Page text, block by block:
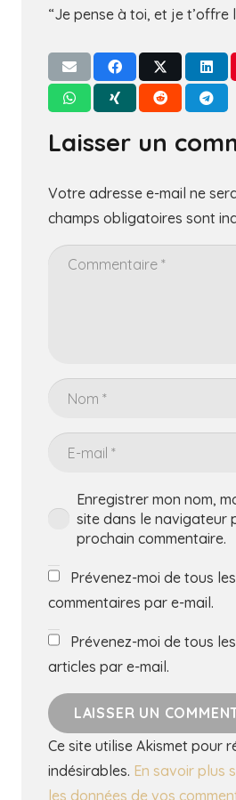
“Je pense à toi, et je t’offre
Laisser un
Votre adresse e-mail ne
champs obligatoires sont
Enregistrer mon nom,
site dans le navigateur
prochain commentaire.
Prévenez-moi de tous
commentaires par e-mail.
Prévenez-moi de tous
articles par e-mail.
LAISSER UN
Ce site utilise Akismet pour
indésirables. En savoir plus
les données de vos